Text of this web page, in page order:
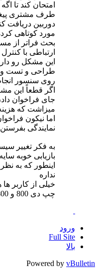
امتحان کند تا
طرف مشتری
دوربین دریافت
مورد کوتاهی
بحث فراتر از
ارتباطی با
این مشکل رو
طراحی و تست و
روی سنسور
اگر قطعاً اين
جای فراخوان
ميزاشت که
اما نيکون
نمايندگی
به فکر تغيير
بازيابی خوبه
اينطور که به
نداره
خيلی از
چپ دی 800 و 800 اي شکايت ميکنن
ورود
Full Site
بالا
Powered by vBulletin